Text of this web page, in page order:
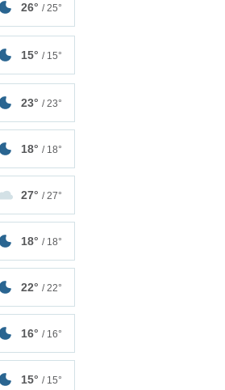
26° / 25°
15° / 15°
23° / 23°
18° / 18°
27° / 27°
18° / 18°
22° / 22°
16° / 16°
15° / 15°